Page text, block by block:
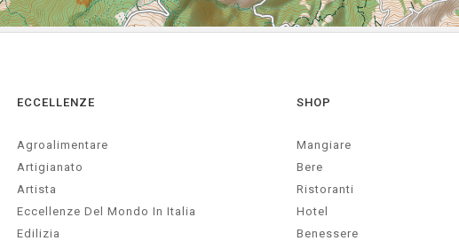
ECCELLENZE
Agroalimentare
Artigianato
Artista
Eccellenze Del Mondo In Italia
Edilizia
SHOP
Mangiare
Bere
Ristoranti
Hotel
Benessere